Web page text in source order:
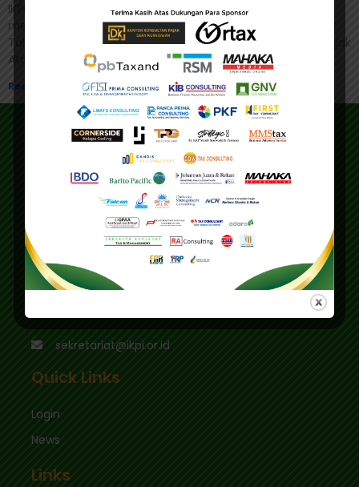
IKPI, Jakarta: Menteri Keuangan Sri Mulyani Indrawati telah
menerbitkan Peraturan Menteri Keuangan (PMK) Nomor 61
Tahun 2023 tentang Tata Cara Pelaksanaan Penagihan Pajak
Atas Jumlah
Read More »
Address
Main Office
Gedung IKPI, Jl. Condet Pejaten No. 3B
Pejaten Barat - Pasar Minggu
Jakarta Selatan 12510
Education Center
Graha Mas Fatmawati Blok B4-5 Cipete Utara,
Kec. Keb. Baru Jl. Fatmawati Raya
sekretariat@ikpi.or.id
Quick Links
Login
News
Links